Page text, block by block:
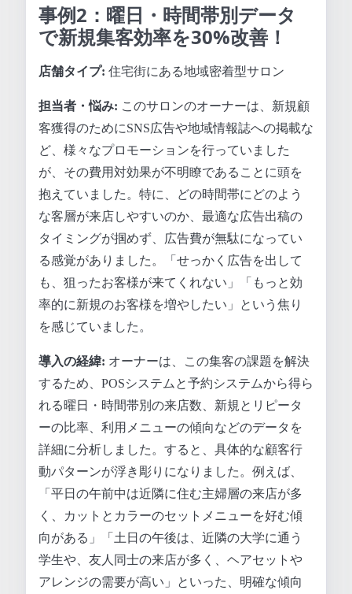
事例2：曜日・時間帯別データ
で新規集客効率を30%改善！
店舗タイプ: 住宅街にある地域密着型サロン
担当者・悩み: このサロンのオーナーは、新規顧
客獲得のためにSNS広告や地域情報誌への掲載な
ど、様々なプロモーションを行っていました
が、その費用対効果が不明瞭であることに頭を
抱えていました。特に、どの時間帯にどのよう
な客層が来店しやすいのか、最適な広告出稿の
タイミングが掴めず、広告費が無駄になってい
る感覚がありました。「せっかく広告を出して
も、狙ったお客様が来てくれない」「もっと効
率的に新規のお客様を増やしたい」という焦り
を感じていました。
導入の経緯: オーナーは、この集客の課題を解決
するため、POSシステムと予約システムから得ら
れる曜日・時間帯別の来店数、新規とリピータ
ーの比率、利用メニューの傾向などのデータを
詳細に分析しました。すると、具体的な顧客行
動パターンが浮き彫りになりました。例えば、
「平日の午前中は近隣に住む主婦層の来店が多
く、カットとカラーのセットメニューを好む傾
向がある」「土日の午後は、近隣の大学に通う
学生や、友人同士の来店が多く、ヘアセットや
アレンジの需要が高い」といった、明確な傾向